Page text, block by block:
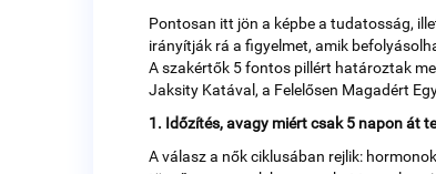
Pontosan itt jön a képbe a tudatosság,
irányítják rá a figyelmet, amik
A szakértők 5 fontos pillért határoztak
Jaksity Katával, a Felelősen Magadért
1. Időzítés, avagy miért csak 5 napon át
A válasz a nők ciklusában rejlik: